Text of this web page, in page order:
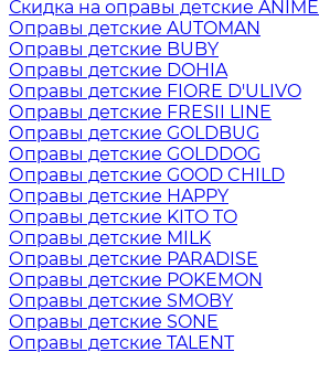
Скидка на оправы детские ANIME
Оправы детские AUTOMAN
Оправы детские BUBY
Оправы детские DOHIA
Оправы детские FIORE D'ULIVO
Оправы детские FRESII LINE
Оправы детские GOLDBUG
Оправы детские GOLDDOG
Оправы детские GOOD CHILD
Оправы детские HAPPY
Оправы детские KITO TO
Оправы детские MILK
Оправы детские PARADISE
Оправы детские POKEMON
Оправы детские SMOBY
Оправы детские SONE
Оправы детские TALENT